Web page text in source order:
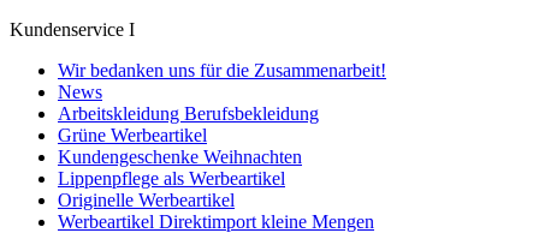
Kundenservice I
Wir bedanken uns für die Zusammenarbeit!
News
Arbeitskleidung Berufsbekleidung
Grüne Werbeartikel
Kundengeschenke Weihnachten
Lippenpflege als Werbeartikel
Originelle Werbeartikel
Werbeartikel Direktimport kleine Mengen